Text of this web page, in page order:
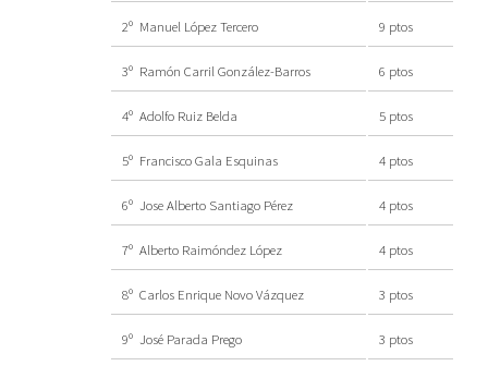
2º Manuel López Tercero 9 ptos
3º Ramón Carril González-Barros 6 ptos
4º Adolfo Ruiz Belda 5 ptos
5º Francisco Gala Esquinas 4 ptos
6º Jose Alberto Santiago Pérez 4 ptos
7º Alberto Raimóndez López 4 ptos
8º Carlos Enrique Novo Vázquez 3 ptos
9º José Parada Prego 3 ptos